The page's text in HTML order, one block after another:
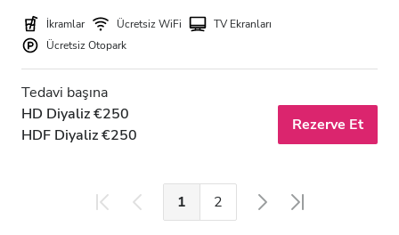
İkramlar Ücretsiz WiFi
TV Ekranları
Ücretsiz Otopark
Tedavi başına
HD Diyaliz €250
HDF Diyaliz €250
Rezerve Et
1 2